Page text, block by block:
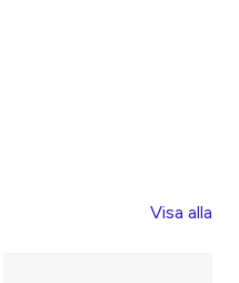
Visa alla